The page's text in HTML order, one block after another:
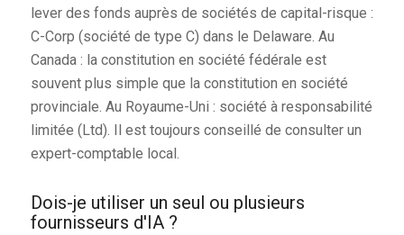
lever des fonds auprès de sociétés de capital-risque :
C-Corp (société de type C) dans le Delaware. Au
Canada : la constitution en société fédérale est
souvent plus simple que la constitution en société
provinciale. Au Royaume-Uni : société à responsabilité
limitée (Ltd). Il est toujours conseillé de consulter un
expert-comptable local.
Dois-je utiliser un seul ou plusieurs
fournisseurs d'IA ?